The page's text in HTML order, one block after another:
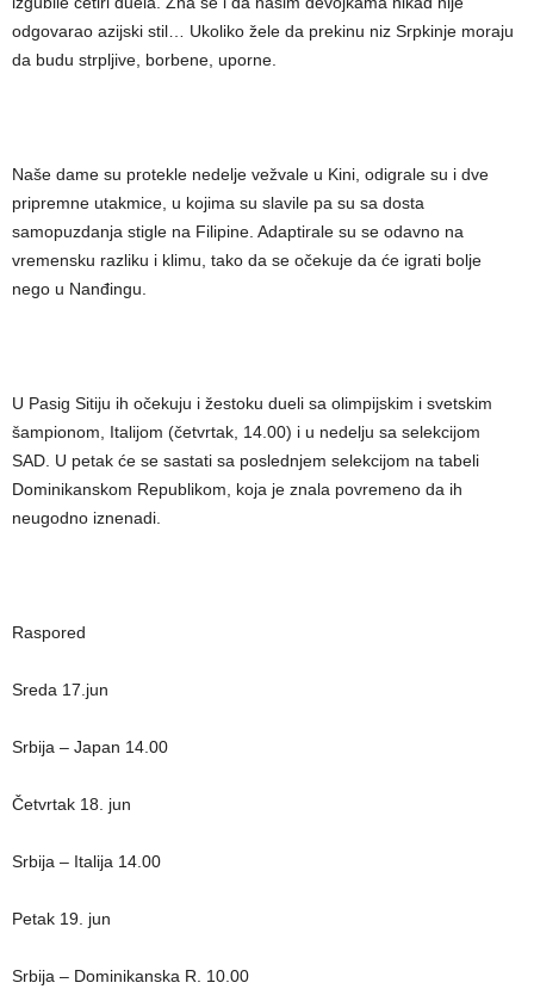
odgovarao azijski stil… Ukoliko žele da prekinu niz Srpkinje moraju
da budu strpljive, borbene, uporne.
Naše dame su protekle nedelje vežvale u Kini, odigrale su i dve
pripremne utakmice, u kojima su slavile pa su sa dosta
samopuzdanja stigle na Filipine. Adaptirale su se odavno na
vremensku razliku i klimu, tako da se očekuje da će igrati bolje
nego u Nanđingu.
U Pasig Sitiju ih očekuju i žestoku dueli sa olimpijskim i svetskim
šampionom, Italijom (četvrtak, 14.00) i u nedelju sa selekcijom
SAD. U petak će se sastati sa poslednjem selekcijom na tabeli
Dominikanskom Republikom, koja je znala povremeno da ih
neugodno iznenadi.
Raspored
Sreda 17.jun
Srbija – Japan 14.00
Četvrtak 18. jun
Srbija – Italija 14.00
Petak 19. jun
Srbija – Dominikanska R. 10.00